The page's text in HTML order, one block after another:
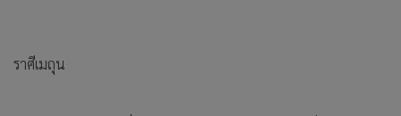
ราศีเมถุน